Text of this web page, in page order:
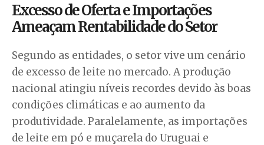
Excesso de Oferta e Importações
Ameaçam Rentabilidade do Setor
Segundo as entidades, o setor vive um cenário
de excesso de leite no mercado. A produção
nacional atingiu níveis recordes devido às boas
condições climáticas e ao aumento da
produtividade. Paralelamente, as importações
de leite em pó e muçarela do Uruguai e